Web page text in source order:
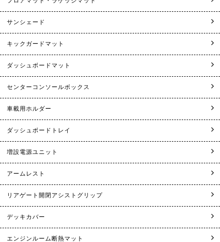
サンシェード
キックガードマット
ダッシュボードマット
センターコンソールボックス
車載用ホルダー
ダッシュボードトレイ
増設電源ユニット
アームレスト
リアゲート開閉アシストグリップ
デッキカバー
エンジンルーム断熱マット